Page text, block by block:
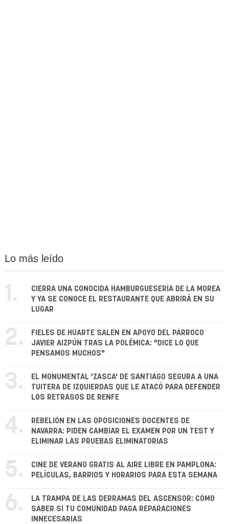
Lo más leído
1.
CIERRA UNA CONOCIDA HAMBURGUESERÍA DE LA MOREA
Y YA SE CONOCE EL RESTAURANTE QUE ABRIRÁ EN SU
LUGAR
2.
FIELES DE HUARTE SALEN EN APOYO DEL PÁRROCO
JAVIER AIZPÚN TRAS LA POLÉMICA: "DICE LO QUE
PENSAMOS MUCHOS"
3.
EL MONUMENTAL 'ZASCA' DE SANTIAGO SEGURA A UNA
TUITERA DE IZQUIERDAS QUE LE ATACÓ PARA DEFENDER
LOS RETRASOS DE RENFE
4.
REBELIÓN EN LAS OPOSICIONES DOCENTES DE
NAVARRA: PIDEN CAMBIAR EL EXAMEN POR UN TEST Y
ELIMINAR LAS PRUEBAS ELIMINATORIAS
5.
CINE DE VERANO GRATIS AL AIRE LIBRE EN PAMPLONA:
PELÍCULAS, BARRIOS Y HORARIOS PARA ESTA SEMANA
6.
LA TRAMPA DE LAS DERRAMAS DEL ASCENSOR: CÓMO
SABER SI TU COMUNIDAD PAGA REPARACIONES
INNECESARIAS